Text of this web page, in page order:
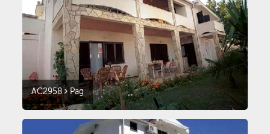
AC2958 Pag